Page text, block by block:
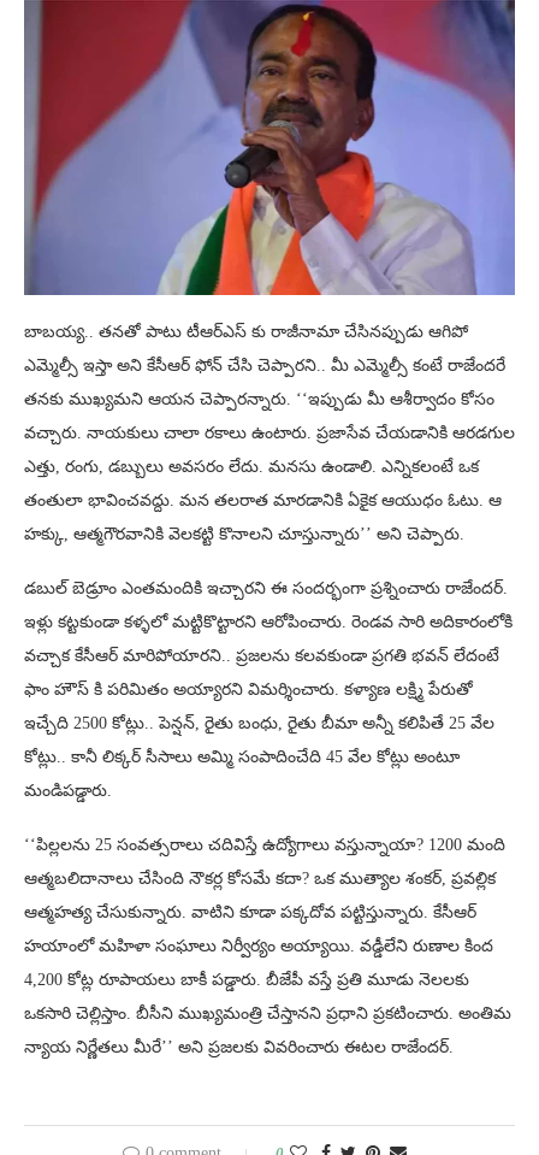
బాబయ్య.. తనతో పాటు టీఆర్ఎస్ కు రాజీనామా చేసినప్పుడు ఆగిపో
ఎమ్మెల్సీ ఇస్తా అని కేసీఆర్ ఫోన్ చేసి చెప్పారని.. మీ ఎమ్మెల్సీ కంటే రాజేందరే
తనకు ముఖ్యమని ఆయన చెప్పారన్నారు. ‘‘ఇప్పుడు మీ ఆశీర్వాదం కోసం
వచ్చారు. నాయకులు చాలా రకాలు ఉంటారు. ప్రజాసేవ చేయడానికి ఆరడగుల
ఎత్తు, రంగు, డబ్బులు అవసరం లేదు. మనసు ఉండాలి. ఎన్నికలంటే ఒక
తంతులా భావించవద్దు. మన తలరాత మారడానికి ఏకైక ఆయుధం ఓటు. ఆ
హక్కు, ఆత్మగౌరవానికి వెలకట్టి కొనాలని చూస్తున్నారు’’ అని చెప్పారు.
డబుల్ బెడ్రూం ఎంతమందికి ఇచ్చారని ఈ సందర్భంగా ప్రశ్నించారు రాజేందర్.
ఇళ్లు కట్టకుండా కళ్ళలో మట్టికొట్టారని ఆరోపించారు. రెండవ సారి అదికారంలోకి
వచ్చాక కేసీఆర్ మారిపోయారని.. ప్రజలను కలవకుండా ప్రగతి భవన్ లేదంటే
ఫాం హౌస్ కి పరిమితం అయ్యారని విమర్శించారు. కళ్యాణ లక్ష్మి పేరుతో
ఇచ్చేది 2500 కోట్లు.. పెన్షన్, రైతు బంధు, రైతు బీమా అన్నీ కలిపితే 25 వేల
కోట్లు.. కానీ లిక్కర్ సీసాలు అమ్మి సంపాదించేది 45 వేల కోట్లు అంటూ
మండిపడ్డారు.
‘‘పిల్లలను 25 సంవత్సరాలు చదివిస్తే ఉద్యోగాలు వస్తున్నాయా? 1200 మంది
ఆత్మబలిదానాలు చేసింది నౌకర్ల కోసమే కదా? ఒక ముత్యాల శంకర్, ప్రవల్లిక
ఆత్మహత్య చేసుకున్నారు. వాటిని కూడా పక్కదోవ పట్టిస్తున్నారు. కేసీఆర్
హయాంలో మహిళా సంఘాలు నిర్వీర్యం అయ్యాయి. వడ్డీలేని రుణాల కింద
4,200 కోట్ల రూపాయలు బాకీ పడ్డారు. బీజేపీ వస్తే ప్రతి మూడు నెలలకు
ఒకసారి చెల్లిస్తాం. బీసీని ముఖ్యమంత్రి చేస్తానని ప్రధాని ప్రకటించారు. అంతిమ
న్యాయ నిర్ణేతలు మీరే’’ అని ప్రజలకు వివరించారు ఈటల రాజేందర్.